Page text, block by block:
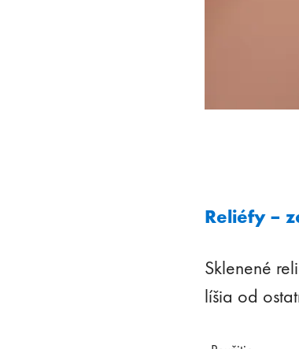
Reliéfy –
Sklenené
líšia od